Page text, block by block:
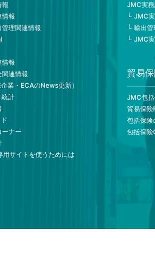
報
情報
理関連情報
情報
連情報
業・ECAのNews更新）
統計
ーナー
サイトを使うためには
JMC実
JMC
輸出
JMC
貿易
JMC包
貿易保険
包括保険
包括保険